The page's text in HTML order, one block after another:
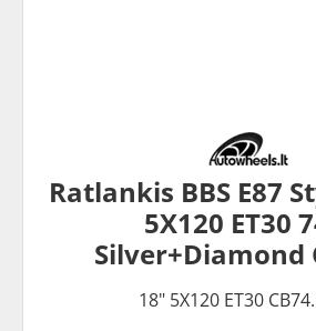
Ratlankis BBS E87
5X120 ET30
Silver+Diamond
18" 5X120 ET30